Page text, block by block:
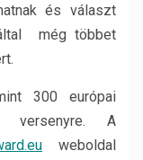
és választ
még többet
300 európai
versenyre. A
weboldal